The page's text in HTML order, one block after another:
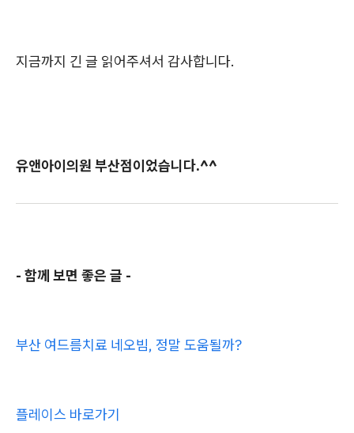
지금까지 긴 글 읽어주셔서 감사합니다.
유앤아이의원 부산점이었습니다.^^
- 함께 보면 좋은 글 -
부산 여드름치료 네오빔, 정말 도움될까?
플레이스 바로가기